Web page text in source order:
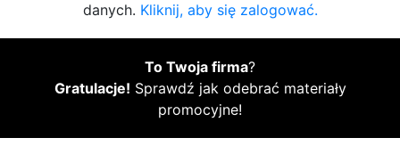
danych. Kliknij, aby się zalogować.
To Twoja firma?
Gratulacje! Sprawdź jak odebrać materiały
promocyjne!